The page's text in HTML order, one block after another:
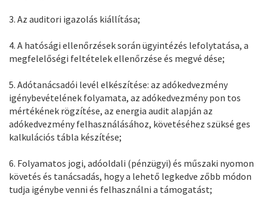
3. Az auditori igazolás kiállítása;
4. A hatósági ellenőrzések során ügyintézés lefolytatása, a
megfelelőségi feltételek ellenőrzése és megvé dése;
5. Adótanácsadói levél elkészítése: az adókedvezmény
igénybevételének folyamata, az adókedvezmény pon tos
mértékének rögzítése, az energia audit alapján az
adókedvezmény felhasználásához, követéséhez szüksé ges
kalkulációs tábla készítése;
6. Folyamatos jogi, adóoldali (pénzügyi) és műszaki nyomon
követés és tanácsadás, hogy a lehető legkedve zőbb módon
tudja igénybe venni és felhasználni a támogatást;